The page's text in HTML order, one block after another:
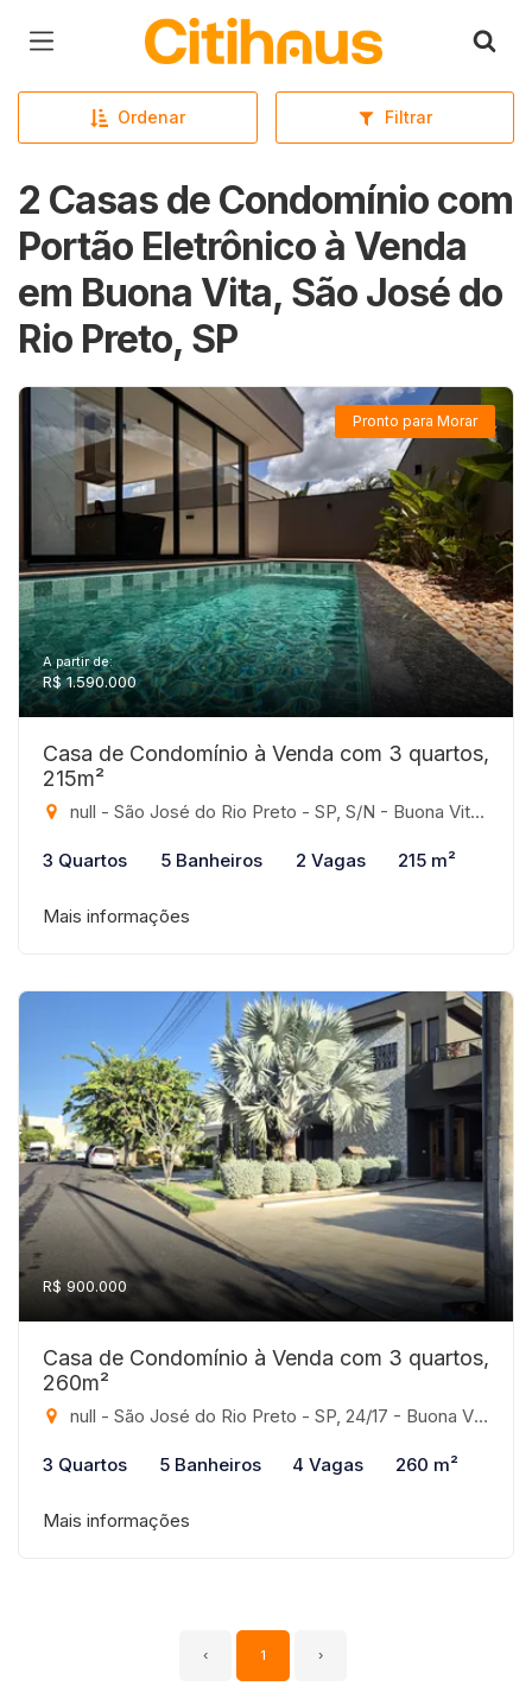
Página inicial
Ordenar Filtrar
2 Casas de Condomínio com
Portão Eletrônico à Venda
em Buona Vita, São José do
Rio Preto, SP
Pronto para Morar
A partir de:
R$ 1.590.000
Casa de Condomínio à Venda com 3 quartos,
215m²
null - São José do Rio Preto - SP, S/N - Buona Vita, São José do Rio Preto-SP
3 Quartos 5 Banheiros 2 Vagas 215 m²
Mais informações
R$ 900.000
Casa de Condomínio à Venda com 3 quartos,
260m²
null - São José do Rio Preto - SP, 24/17 - Buona Vita, São José do Rio Preto-SP
3 Quartos 5 Banheiros 4 Vagas 260 m²
Mais informações
‹ 1 ›